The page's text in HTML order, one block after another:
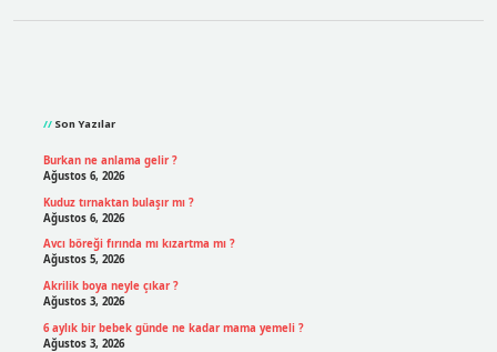
Son Yazılar
Burkan ne anlama gelir ?
Ağustos 6, 2026
Kuduz tırnaktan bulaşır mı ?
Ağustos 6, 2026
Avcı böreği fırında mı kızartma mı ?
Ağustos 5, 2026
Akrilik boya neyle çıkar ?
Ağustos 3, 2026
6 aylık bir bebek günde ne kadar mama yemeli ?
Ağustos 3, 2026